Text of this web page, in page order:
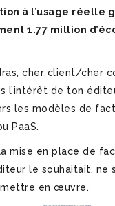
à l’usage réelle
1.77 million
cher client/cher
l’intérêt de ton
les modèles de
PaaS.
mise en place de
le souhaitait, ne
en œuvre.